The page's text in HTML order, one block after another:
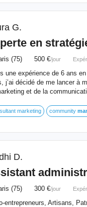
G.
en
(75) 500 €/jour
une expérience de 6 ans
j’ai décidé de me lancer à
et de la
marketing community
D.
(75) 300 €/jour
entrepreneurs, Artisans,